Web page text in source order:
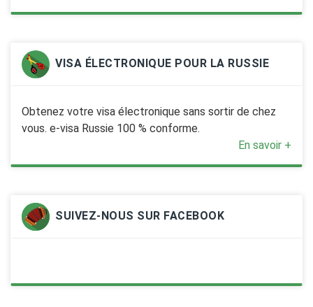
VISA ÉLECTRONIQUE POUR LA RUSSIE
Obtenez votre visa électronique sans sortir de chez
vous. e-visa Russie 100 % conforme.
En savoir +
SUIVEZ-NOUS SUR FACEBOOK